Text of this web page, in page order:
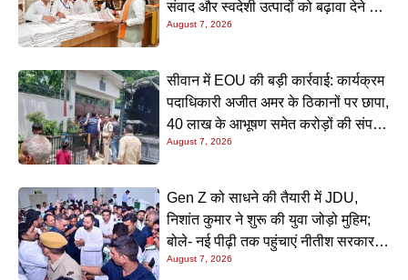
संवाद और स्वदेशी उत्पादों को बढ़ावा देने की
अपील
August 7, 2026
सीवान में EOU की बड़ी कार्रवाई: कार्यक्रम
पदाधिकारी अजीत अमर के ठिकानों पर छापा,
40 लाख के आभूषण समेत करोड़ों की संपत्ति
की जांच शुरू
August 7, 2026
Gen Z को साधने की तैयारी में JDU,
निशांत कुमार ने शुरू की युवा जोड़ो मुहिम;
बोले- नई पीढ़ी तक पहुंचाएं नीतीश सरकार के
20 सालों के काम
August 7, 2026